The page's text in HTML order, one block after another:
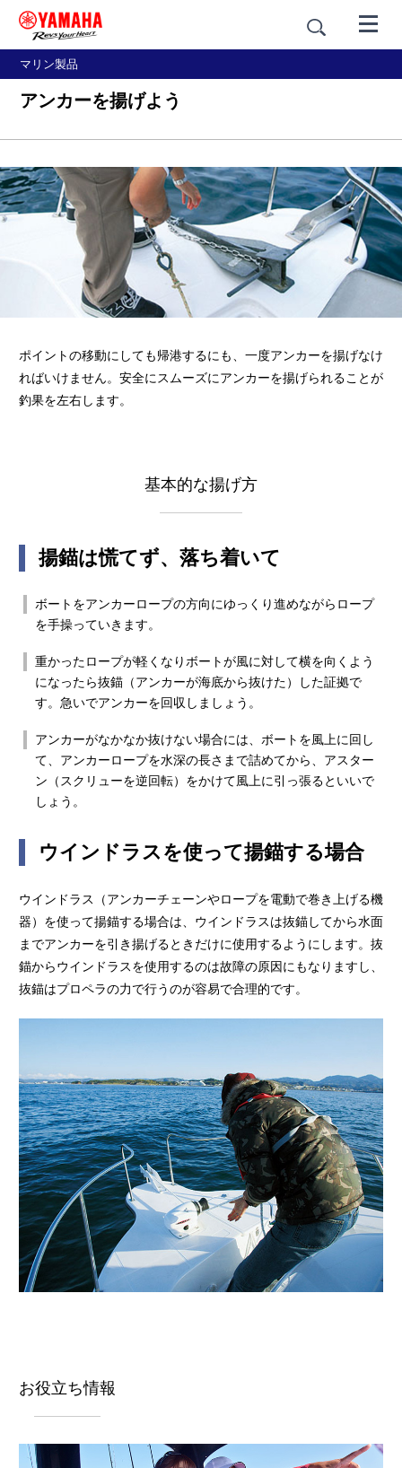
マリン製品
アンカーを揚げよう
ポイントの移動にしても帰港するにも、一度アンカーを揚げなけ
ればいけません。安全にスムーズにアンカーを揚げられることが
釣果を左右します。
基本的な揚げ方
揚錨は慌てず、落ち着いて
ボートをアンカーロープの方向にゆっくり進めながらロープ
を手操っていきます。
重かったロープが軽くなりボートが風に対して横を向くよう
になったら抜錨（アンカーが海底から抜けた）した証拠で
す。急いでアンカーを回収しましょう。
アンカーがなかなか抜けない場合には、ボートを風上に回し
て、アンカーロープを水深の長さまで詰めてから、アスター
ン（スクリューを逆回転）をかけて風上に引っ張るといいで
しょう。
ウインドラスを使って揚錨する場合
ウインドラス（アンカーチェーンやロープを電動で巻き上げる機
器）を使って揚錨する場合は、ウインドラスは抜錨してから水面
までアンカーを引き揚げるときだけに使用するようにします。抜
錨からウインドラスを使用するのは故障の原因にもなりますし、
抜錨はプロペラの力で行うのが容易で合理的です。
お役立ち情報